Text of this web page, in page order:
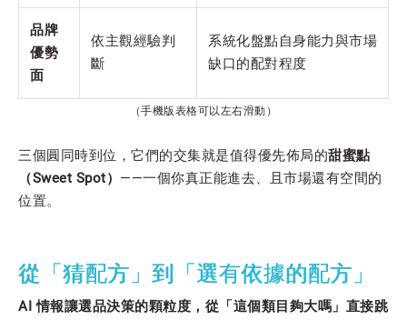
品牌
優勢
面
依主觀經驗判
斷
系統化盤點自身能力與市場
缺口的配對程度
（手機版表格可以左右滑動）
三個圓同時到位，它們的交集就是值得優先佈局的甜蜜點
（Sweet Spot） ——一個你真正能進去、且市場還有空間的
位置。
從「猜配方」到「選有依據的配方」
AI 情報讓選品決策的顆粒度，從「這個類目夠大嗎」直接跳